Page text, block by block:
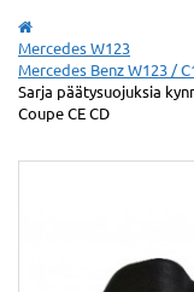
Mercedes W123
Mercedes Benz W123 /
Sarja päätysuojuksia
Coupe CE CD